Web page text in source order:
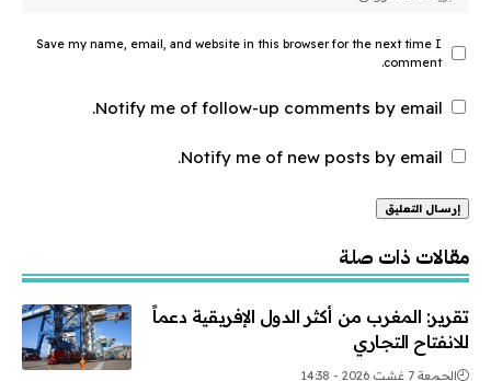
Save my name, email, and website in this browser for the next time I
comment.
Notify me of follow-up comments by email.
Notify me of new posts by email.
مقالات ذات صلة
تقرير: المغرب من أكثر الدول الإفريقية دعماً
للانفتاح التجاري
الجمعة 7 غشت 2026 - 14:38